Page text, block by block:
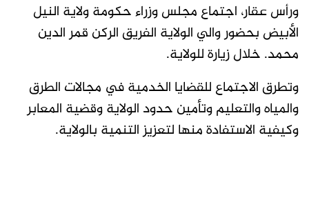
ورأس عقار، اجتماع مجلس وزراء حكومة ولاية النيل
الأبيض بحضور والي الولاية الفريق الركن قمر الدين
محمد. خلال زيارة للولاية.
وتطرق الاجتماع للقضايا الخدمية في مجالات الطرق
والمياه والتعليم وتأمين حدود الولاية وقضية المعابر
وكيفية الاستفادة منها لتعزيز التنمية بالولاية.